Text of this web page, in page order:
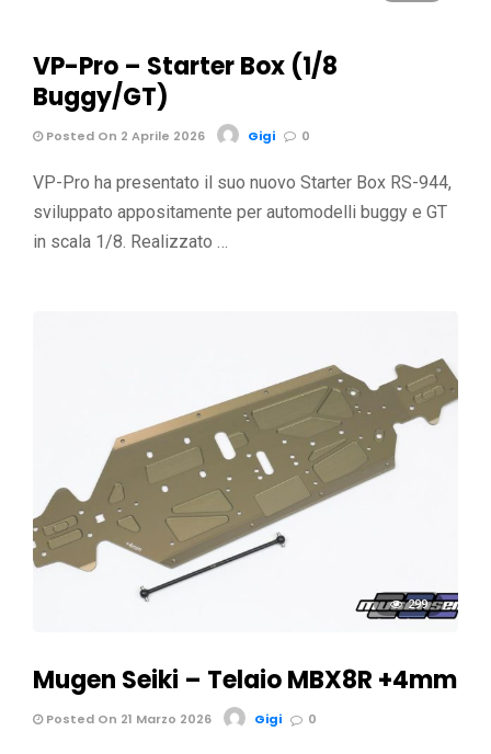
VP-Pro – Starter Box (1/8
Buggy/GT)
Posted On 2 Aprile 2026 Gigi 0
VP-Pro ha presentato il suo nuovo Starter Box RS-944,
sviluppato appositamente per automodelli buggy e GT
in scala 1/8. Realizzato …
299
Mugen Seiki – Telaio MBX8R +4mm
Posted On 21 Marzo 2026 Gigi 0